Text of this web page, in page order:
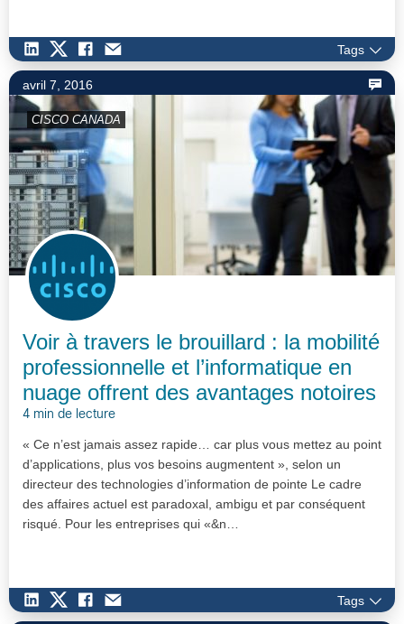
Tags
avril 7, 2016
CISCO CANADA
Voir à travers le brouillard : la mobilité
professionnelle et l’informatique en
nuage offrent des avantages notoires
4 min de lecture
« Ce n’est jamais assez rapide… car plus vous mettez au point
d’applications, plus vos besoins augmentent », selon un
directeur des technologies d’information de pointe Le cadre
des affaires actuel est paradoxal, ambigu et par conséquent
risqué. Pour les entreprises qui «&n…
Tags